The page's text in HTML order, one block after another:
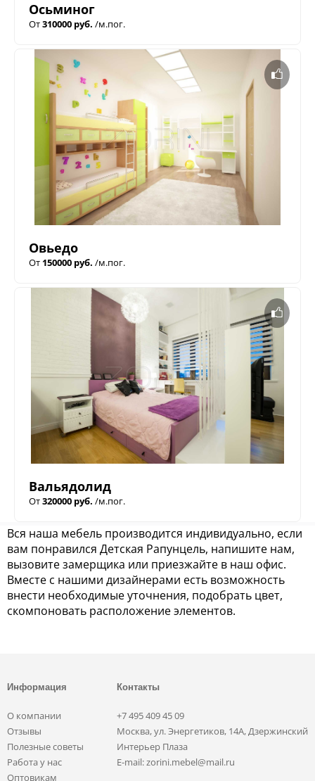
Осьминог
От310000 руб. /м.пог.
Овьедо
От 150000 руб. /м.пог.
Вальядолид
От320000 руб. /м.пог.
Вся наша мебель производится индивидуально, если
вам понравился Детская Рапунцель, напишите нам,
вызовите замерщика или приезжайте в наш офис.
Вместе с нашими дизайнерами есть возможность
внести необходимые уточнения, подобрать цвет,
скомпоновать расположение элементов.
Информация
О компании
Отзывы
Полезные советы
Работа у нас
Оптовикам
Контакты
+7 495 409 45 09
Москва, ул. Энергетиков, 14А, Дзержинский
Интерьер Плаза
E-mail: zorini.mebel@mail.ru